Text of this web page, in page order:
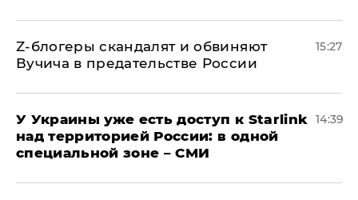
Z-блогеры скандалят и обвиняют
Вучича в предательстве России
15:27
У Украины уже есть доступ к Starlink
над территорией России: в одной
специальной зоне – СМИ
14:39